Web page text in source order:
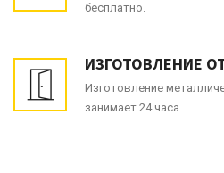
бесплатно.
ИЗГОТОВЛЕНИЕ
Изготовление
занимает 24 часа.